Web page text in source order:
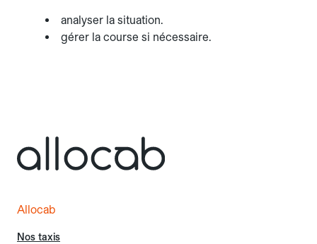
analyser la situation.
gérer la course si nécessaire.
Allocab
Nos taxis